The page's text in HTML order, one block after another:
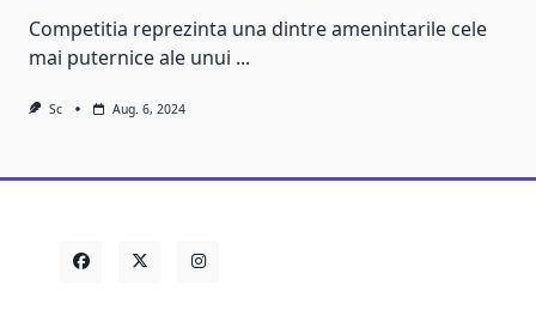
Competitia reprezinta una dintre amenintarile cele
mai puternice ale unui ...
Sc Aug. 6, 2024